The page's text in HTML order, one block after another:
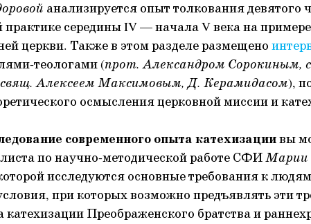
анализируется опыт толкования девятого
практике середины IV — начала V века на
церкви. Также в этом разделе размещено
теологами (прот. Александром Сорокиным,
Алексеем Максимовым, Д. Керамидасом),
осмысления церковной миссии и
современного опыта катехизациивы
по научно-методической работе СФИМарии
исследуются основные требования к
при которых возможно предъявлять эти
Преображенского братства и